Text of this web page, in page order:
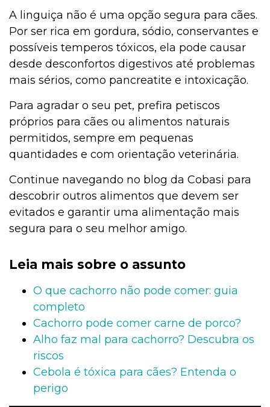
A linguiça não é uma opção segura para cães.
Por ser rica em gordura, sódio, conservantes e
possíveis temperos tóxicos, ela pode causar
desde desconfortos digestivos até problemas
mais sérios, como pancreatite e intoxicação.
Para agradar o seu pet, prefira petiscos
próprios para cães ou alimentos naturais
permitidos, sempre em pequenas
quantidades e com orientação veterinária.
Continue navegando no blog da Cobasi para
descobrir outros alimentos que devem ser
evitados e garantir uma alimentação mais
segura para o seu melhor amigo.
Leia mais sobre o assunto
O que cachorro não pode comer: guia
completo
Cachorro pode comer carne de porco?
Alho faz mal para cachorro? Descubra os
riscos
Cebola é tóxica para cães? Entenda o
perigo